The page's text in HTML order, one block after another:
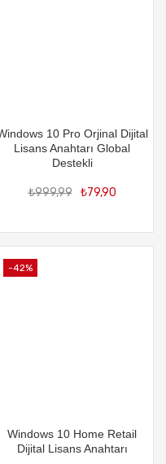
10 Pro Orjinal Dijital
Lisans Anahtarı Global
Destekli
₺999,99 fiyat:
₺79,90Şu
-42%
Windows 10 Home Retail
Dijital Lisans Anahtarı